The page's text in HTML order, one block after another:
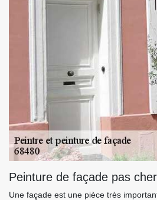
Peinture de façade pas cher
Une façade est une pièce très